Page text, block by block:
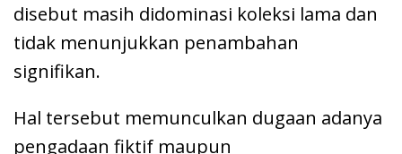
disebut masih didominasi koleksi lama dan
tidak menunjukkan penambahan
signifikan.
Hal tersebut memunculkan dugaan adanya
pengadaan fiktif maupun